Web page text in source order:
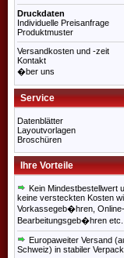
Druckdaten
Individuelle Preisanfrage
Produktmuster
Versandkosten und -zeit
Kontakt
�ber uns
Service
Datenblätter
Layoutvorlagen
Broschüren
Ihre Vorteile
Kein Mindestbestellwert
keine versteckten Kosten
Vorkassegeb�hren, Online-
Bearbeitungsgeb�hren etc.
Europaweiter Versand
Schweiz) in stabiler